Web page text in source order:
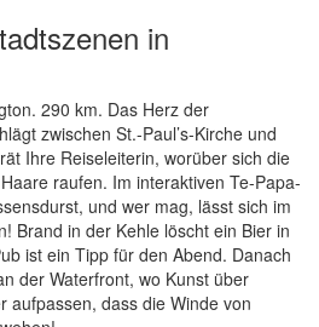
in
290 km. Das Herz der
zwischen St.-Paul’s-Kirche und
Ihre Reiseleiterin, worüber sich die
raufen. Im interaktiven Te-Papa-
und wer mag, lässt sich im
Brand in der Kehle löscht ein Bier in
ist ein Tipp für den Abend. Danach
der Waterfront, wo Kunst über
aufpassen, dass die Winde von